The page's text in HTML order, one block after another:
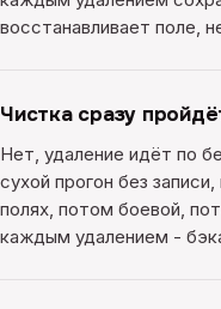
восстанавливает поле,
Чистка сразу
Нет, удаление идёт по
сухой прогон без
полях, потом боевой,
каждым удалением -